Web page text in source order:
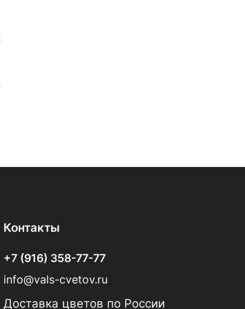
Контакты
+7 (916) 358-77-77
info@vals-cvetov.ru
Доставка цветов по России